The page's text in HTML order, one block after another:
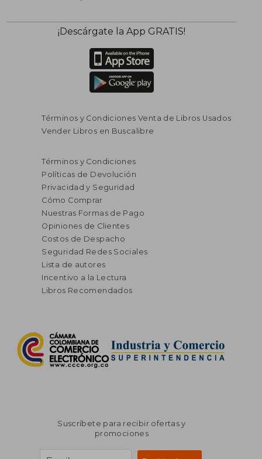
¡Descárgate la App GRATIS!
Términos y Condiciones Venta de Libros Usados
Vender Libros en Buscalibre
Términos y Condiciones
Políticas de Devolución
Privacidad y Seguridad
Cómo Comprar
Nuestras Formas de Pago
Opiniones de Clientes
Costos de Despacho
Seguridad Redes Sociales
Lista de autores
Incentivo a la Lectura
Libros Recomendados
Suscríbete para recibir ofertas y
promociones